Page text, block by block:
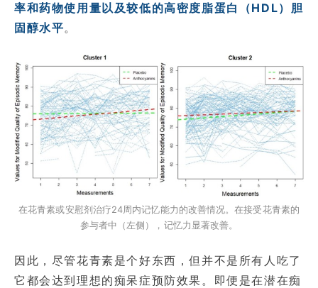
率和药物使用量以及较低的高密度脂蛋白（HDL）胆
固醇水平。
在花青素或安慰剂治疗24周内记忆能力的改善情况。在接受花青素的
参与者中（左侧），记忆力显著改善。
因此，尽管花青素是个好东西，但并不是所有人吃了
它都会达到理想的痴呆症预防效果。即便是在潜在痴